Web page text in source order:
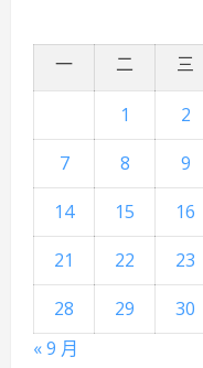
一 二 三
1 2
7
8 9
14
15 16
21
22 23
28
29 30
« 9 月